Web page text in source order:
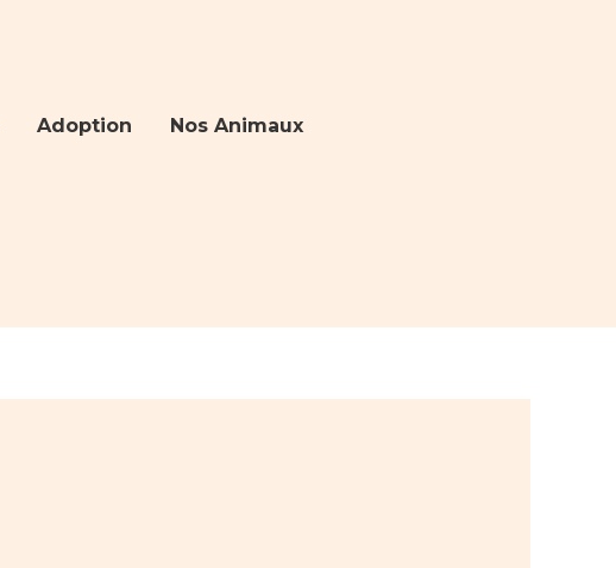
Adoption Nos Animaux